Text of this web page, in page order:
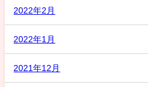
2022年2月
2022年1月
2021年12月